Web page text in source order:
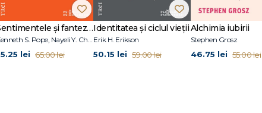
Sentimentele și fanteziile sexuale ale terapeuților
Kenneth S. Pope, Nayeli Y. Chavez-Dueñas, Hector Y. Adames
lei 65.00 lei
Identitatea și ciclul vieții
Erik H. Erikson
50.15 lei 59.00 lei
Alchimia iubirii
Stephen Grosz
46.75 lei 55.00 lei